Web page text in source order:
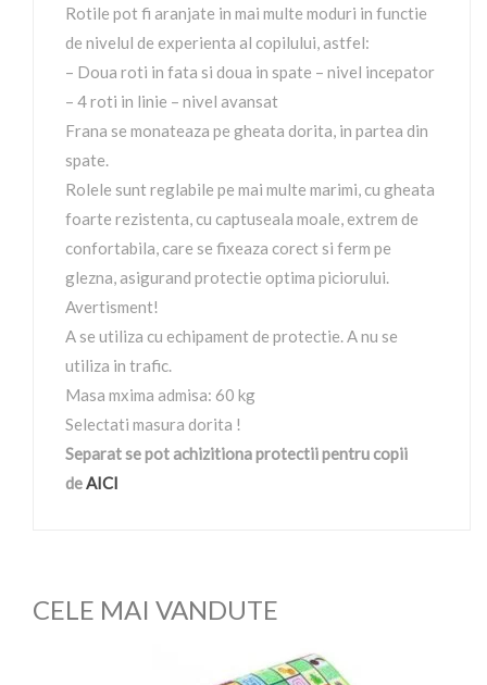
Rotile pot fi aranjate in mai multe moduri in functie
de nivelul de experienta al copilului, astfel:
– Doua roti in fata si doua in spate – nivel incepator
– 4 roti in linie – nivel avansat
Frana se monateaza pe gheata dorita, in partea din
spate.
Rolele sunt reglabile pe mai multe marimi, cu gheata
foarte rezistenta, cu captuseala moale, extrem de
confortabila, care se fixeaza corect si ferm pe
glezna, asigurand protectie optima piciorului.
Avertisment!
A se utiliza cu echipament de protectie. A nu se
utiliza in trafic.
Masa mxima admisa: 60 kg
Selectati masura dorita !
Separat se pot achizitiona protectii pentru copii
deAICI
CELE MAI VANDUTE